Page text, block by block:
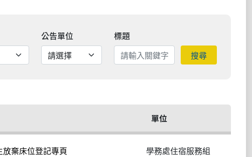
公告單位
標題
搜尋
單位
棄床位登記專頁 學務處住宿服務組